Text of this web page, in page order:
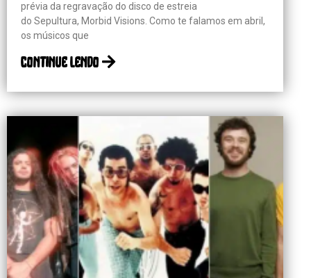
prévia da regravação do disco de estreia
do Sepultura, Morbid Visions. Como te falamos em abril,
os músicos que
continue lendo